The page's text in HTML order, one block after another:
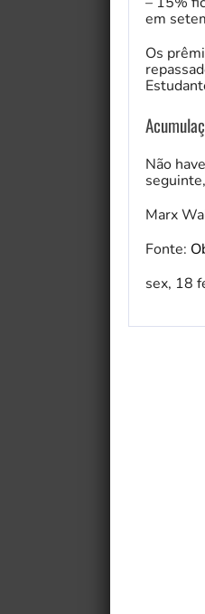
em
Os
Não
Marx
Fonte:
sex, 18